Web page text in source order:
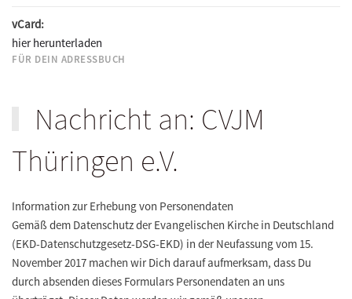
vCard:
hier herunterladen
FÜR DEIN ADRESSBUCH
Nachricht an: CVJM
Thüringen e.V.
Information zur Erhebung von Personendaten
Gemäß dem Datenschutz der Evangelischen Kirche in Deutschland
(EKD-Datenschutzgesetz-DSG-EKD) in der Neufassung vom 15.
November 2017 machen wir Dich darauf aufmerksam, dass Du
durch absenden dieses Formulars Personendaten an uns